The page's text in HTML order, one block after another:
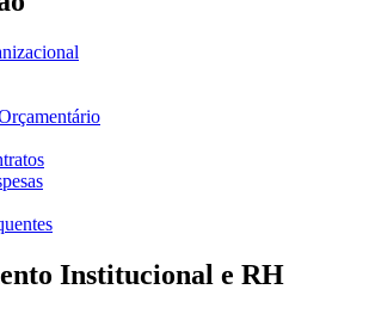
Institucional e RH